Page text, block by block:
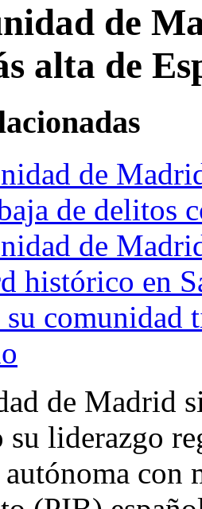
de
alta de
de
de delitos
de
histórico en
comunidad
de Madrid
su liderazgo
con